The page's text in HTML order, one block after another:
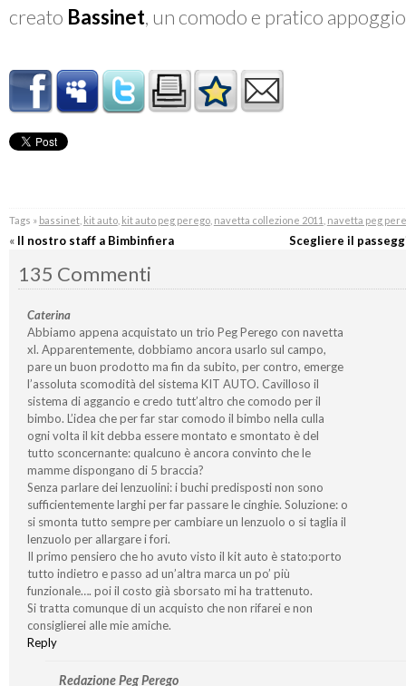
creato Bassinet, un comodo e pratico
Tags » bassinet, kit auto, kit auto peg perego, navetta collezione 2011 navetta peg
« Il nostro staff a Bimbinfiera Scegliere il
135 Commenti
Caterina
Abbiamo appena acquistato un trio Peg Perego con navetta
xl. Apparentemente, dobbiamo ancora usarlo sul campo,
pare un buon prodotto ma fin da subito, per contro, emerge
l’assoluta scomodità del sistema KIT AUTO. Cavilloso il
sistema di aggancio e credo tutt’altro che comodo per il
bimbo. L’idea che per far star comodo il bimbo nella culla
ogni volta il kit debba essere montato e smontato è del
tutto sconcernante: qualcuno è ancora convinto che le
mamme dispongano di 5 braccia?
Senza parlare dei lenzuolini: i buchi predisposti non sono
sufficientemente larghi per far passare le cinghie. Soluzione: o
si smonta tutto sempre per cambiare un lenzuolo o si taglia il
lenzuolo per allargare i fori.
Il primo pensiero che ho avuto visto il kit auto è stato:porto
tutto indietro e passo ad un’altra marca un po’ più
funzionale…. poi il costo già sborsato mi ha trattenuto.
Si tratta comunque di un acquisto che non rifarei e non
consiglierei alle mie amiche.
Reply
Redazione Peg Perego